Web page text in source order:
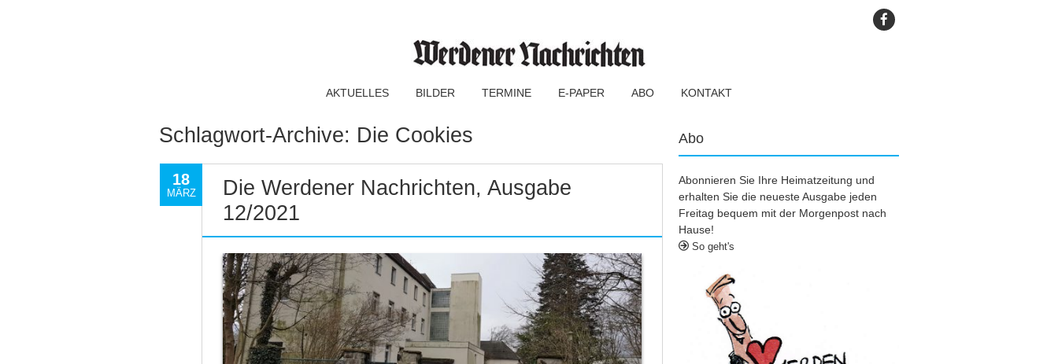
AKTUELLES BILDER TERMINE E-PAPER ABO KONTAKT
Schlagwort-Archive: Die Cookies
18
MÄRZ
Die Werdener Nachrichten, Ausgabe
12/2021
Abo
Abonnieren Sie Ihre Heimatzeitung und
erhalten Sie die neueste Ausgabe jeden
Freitag bequem mit der Morgenpost nach
Hause!
So geht's